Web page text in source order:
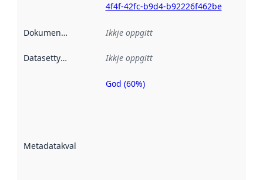
4f4f-42fc-b9d4-b92226f462be
Dokumentasjon Ikkje oppgitt
Datasettype Ikkje oppgitt
Metadatakvalitet
Metadatakvalitet
God (60%)